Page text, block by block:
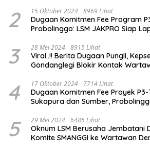
2 15 Oktober 2024 8969 Lihat
Dugaan Komitmen Fee Program
Probolinggo: LSM JAKPRO Siap
3 28 Mei 2024 8915 Lihat
Viral..!! Berita Dugaan Pungli,
Gondanglegi Blokir Kontak
4 17 Oktober 2024 7714 Lihat
Dugaan Komitmen Fee Proyek
Sukapura dan Sumber,
5 29 Mei 2024 6485 Lihat
Oknum LSM Berusaha Jembatani
Komite SMANGGI ke Wartawan